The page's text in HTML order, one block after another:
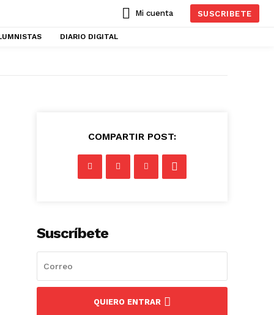
Mi cuenta SUSCRIBETE
DIARIO DIGITAL
COMPARTIR POST:
Suscríbete
QUIERO ENTRAR